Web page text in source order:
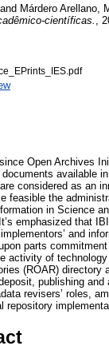
and Márdero Arellano,
científicas.
,
Open Archives
available
considered as an
feasible the
in Science
emphasized that
and
parts
activity of
(ROAR)
publishing
revisers’ roles,
repository